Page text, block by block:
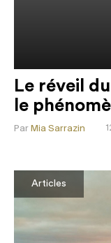
Le réveil
le
Par Mia Sarrazin
Articles